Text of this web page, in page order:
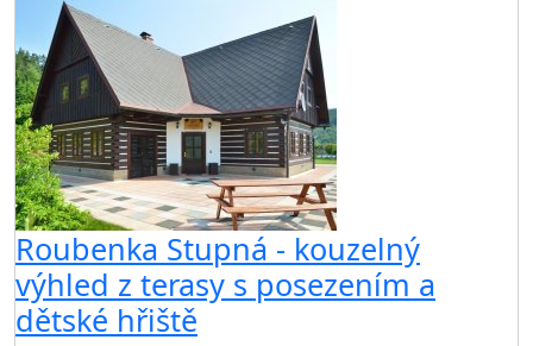
Roubenka Stupná - kouzelný
výhled z terasy s posezením a
dětské hřiště